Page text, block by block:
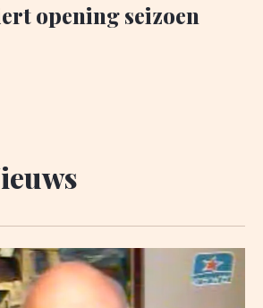
opening seizoen